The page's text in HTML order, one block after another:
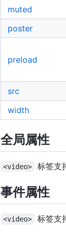
muted
poster
preload
src
width
全局属性
<video> 标签支
事件属性
<video> 标签支